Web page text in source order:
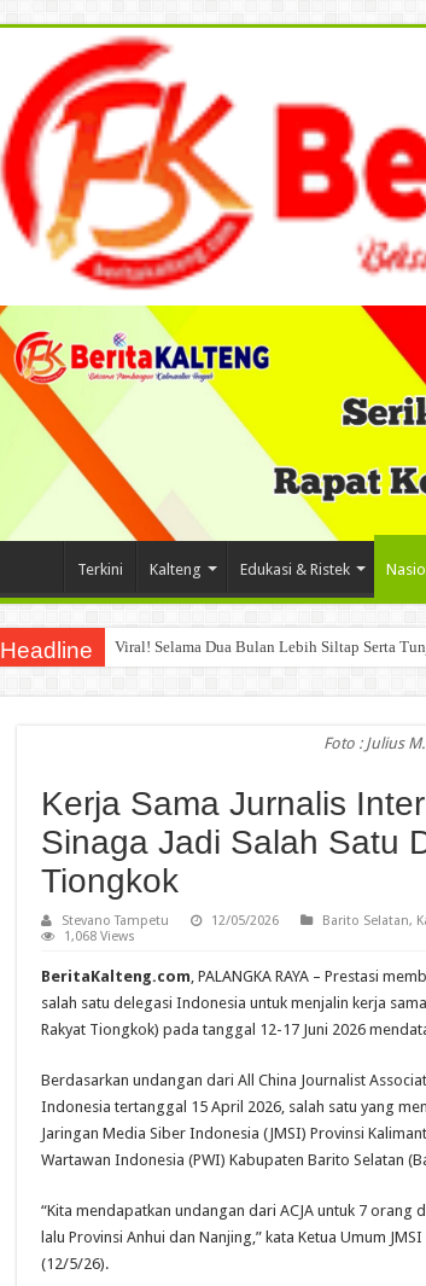
Terkini Kalteng Edukasi & Ristek
Headline Viral! Selama Dua Bulan Lebih Siltap Serta
Foto : Julius
Kerja Sama Jurnalis
Sinaga Jadi Salah Satu
Tiongkok
Stevano Tampetu 12/05/2026 Barito Selatan,
1,068 Views
BeritaKalteng.com, PALANGKA RAYA – Prestasi
salah satu delegasi Indonesia untuk menjalin kerja
Rakyat Tiongkok) pada tanggal 12-17 Juni 2026
Berdasarkan undangan dari All China Journalist
Indonesia tertanggal 15 April 2026, salah satu yang
Jaringan Media Siber Indonesia (JMSI) Provinsi
Wartawan Indonesia (PWI) Kabupaten Barito Selatan
“Kita mendapatkan undangan dari ACJA untuk 7
lalu Provinsi Anhui dan Nanjing,” kata Ketua Umum
(12/5/26).